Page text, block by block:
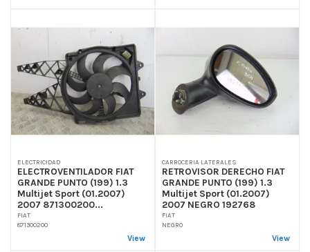
ELECTRICIDAD
ELECTROVENTILADOR FIAT
GRANDE PUNTO (199) 1.3
Multijet Sport (01.2007)
2007 871300200...
FIAT
871300200
View
CARROCERIA LATERALES
RETROVISOR DERECHO FIAT
GRANDE PUNTO (199) 1.3
Multijet Sport (01.2007)
2007 NEGRO 192768
FIAT
NEGRO
View